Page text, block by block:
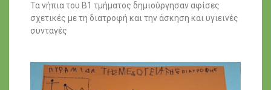
Τα νήπια του Β1 τμήματος δημιούργησαν αφίσες
σχετικές με τη διατροφή και την άσκηση και υγιεινές
συνταγές